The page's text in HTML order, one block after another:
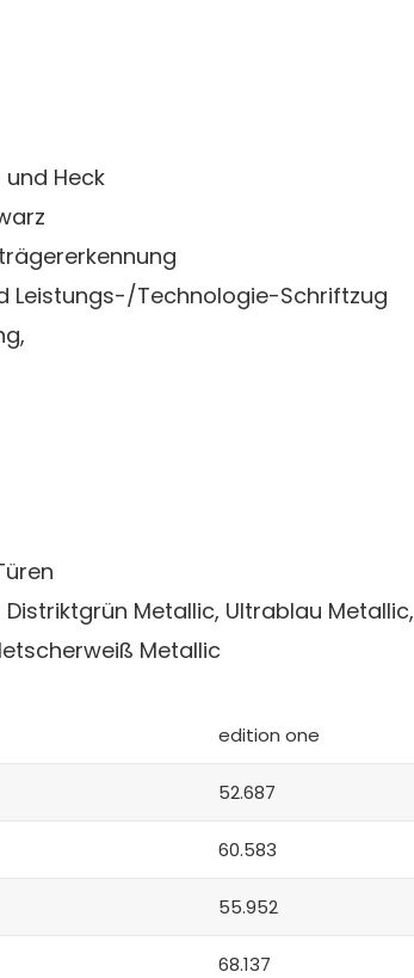
und Heck
Leistungs-/Technologie-Schriftzug
Metallic, Ultrablau Metallic,
Metallic
edition one
52.687
60.583
55.952
68.137